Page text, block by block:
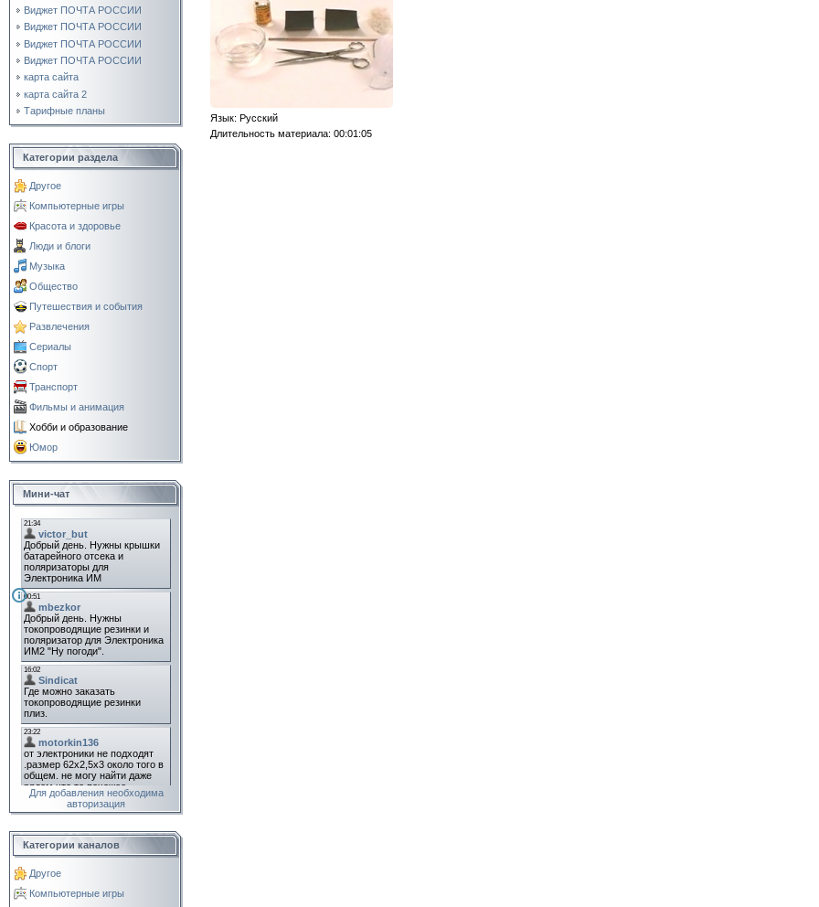
Виджет ПОЧТА РОССИИ
Виджет ПОЧТА РОССИИ
Виджет ПОЧТА РОССИИ
Виджет ПОЧТА РОССИИ
карта сайта
карта сайта 2
Тарифные планы
Категории раздела
Другое
Компьютерные игры
Красота и здоровье
Люди и блоги
Музыка
Общество
Путешествия и события
Развлечения
Сериалы
Спорт
Транспорт
Фильмы и анимация
Хобби и образование
Юмор
Мини-чат
Для добавления необходима
авторизация
Категории каналов
Другое
Компьютерные игры
Язык: Русский
Длительность материала: 00:01:05